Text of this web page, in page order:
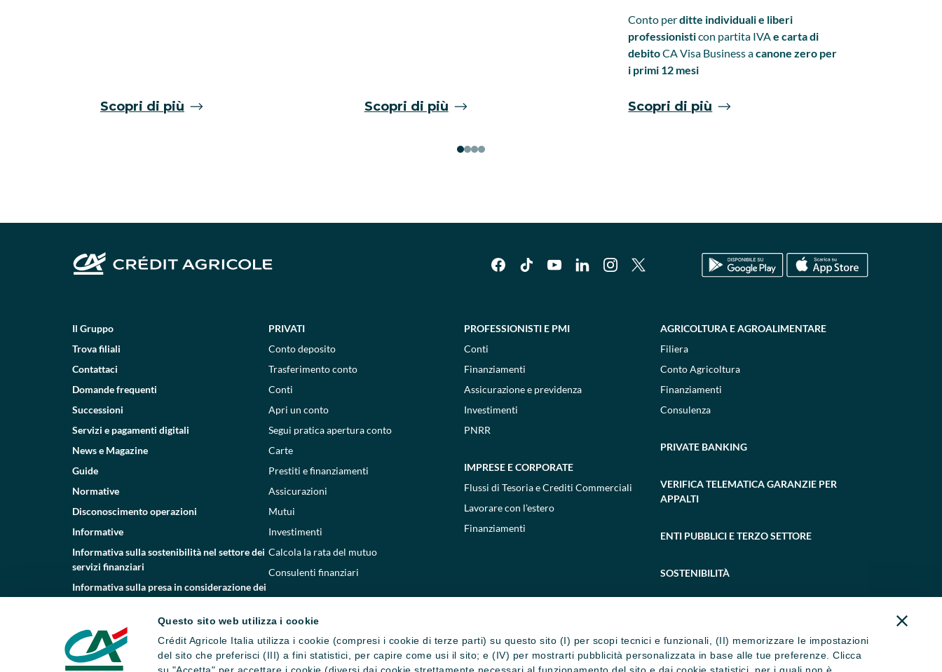
Questo sito web utilizza i cookie
Crédit Agricole Italia utilizza i cookie (compresi i cookie di terze parti) su questo sito (I) per scopi tecnici e funzionali, (II) memorizzare le impostazioni
del sito che preferisci (III) a fini statistici, per capire come usi il sito; e (IV) per mostrarti pubblicità personalizzata in base alle tue preferenze. Clicca
Scopri di più Scopri di più
Conto perditte individuali e liberi
professionisticon partita IVAe carta di
debitoCAVisa Business acanone zero per
i primi 12 mesi
Scopri di più
Il Gruppo
Trova filiali
Contattaci
Domande frequenti
Successioni
Servizi e pagamenti digitali
News e Magazine
Guide
Normative
Disconoscimento operazioni
Informative
Informativa sulla sostenibilità nel settore dei
servizi finanziari
Informativa sulla presa in considerazione dei
Whistleblowing
PRIVATI
Conto deposito
Trasferimento conto
Conti
Apri un conto
Segui pratica apertura conto
Carte
Prestiti e finanziamenti
Assicurazioni
Mutui
Investimenti
Calcola la rata del mutuo
Consulenti finanziari
PROFESSIONISTI E PMI
Conti
Finanziamenti
Assicurazione e previdenza
Investimenti
PNRR
IMPRESE E CORPORATE
Flussi di Tesoria e Crediti Commerciali
Lavorare con l'estero
Finanziamenti
AGRICOLTURA E AGROALIMENTARE
Filiera
Conto Agricoltura
Finanziamenti
Consulenza
PRIVATE BANKING
VERIFICA TELEMATICA GARANZIE PER
APPALTI
ENTI PUBBLICI E TERZO SETTORE
SOSTENIBILITÀ